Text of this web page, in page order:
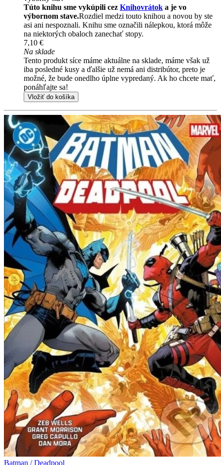
Túto knihu sme vykúpili cez Knihovrátok a je vo
výbornom stave.Rozdiel medzi touto knihou a novou by ste
asi ani nespoznali. Knihu sme označili nálepkou, ktorá môže
na niektorých obaloch zanechať stopy.
7,10 €
Na sklade
Tento produkt síce máme aktuálne na sklade, máme však už
iba posledné kusy a ďalšie už nemá ani distribútor, preto je
možné, že bude onedlho úplne vypredaný. Ak ho chcete mať,
ponáhľajte sa!
Vložiť do košíka
Batman / Deadpool